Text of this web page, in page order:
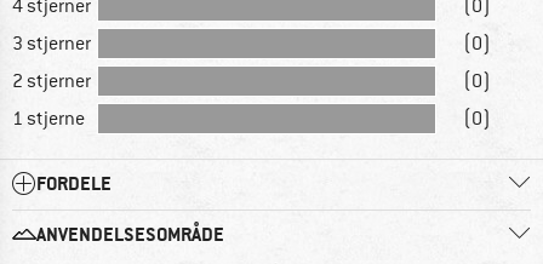
4 stjerner
(0)
3 stjerner
(0)
2 stjerner
(0)
1 stjerne
(0)
FORDELE
ANVENDELSESOMRÅDE